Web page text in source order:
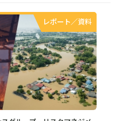
レポート／資料